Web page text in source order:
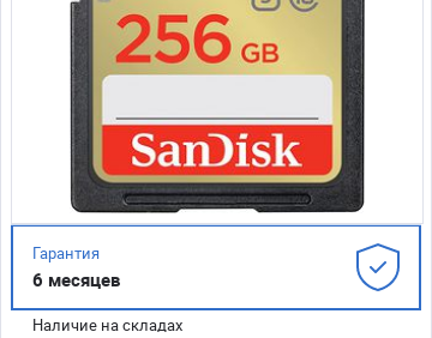
Гарантия
6 месяцев
Наличие на складах